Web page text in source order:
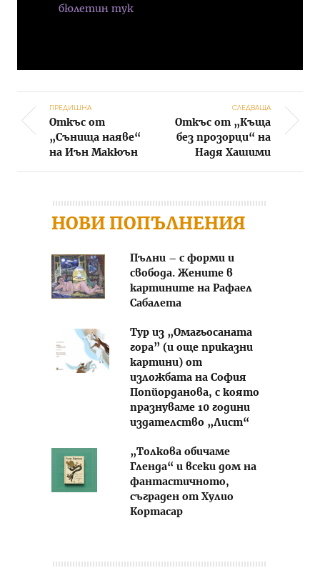
бюлетин тук
Post navigation
ПРЕДИШНА
Откъс от
„Сънища наяве“
на Иън Макюън
СЛЕДВАЩА
Откъс от „Къща
без прозорци“ на
Надя Хашими
НОВИ ПОПЪЛНЕНИЯ
Пълни – с форми и
свобода. Жените в
картините на Рафаел
Сабалета
Тур из „Омагьосаната
гора” (и още приказни
картини) от
изложбата на София
Попйорданова, с която
празнуваме 10 години
издателство „Лист“
„Толкова обичаме
Гленда“ и всеки дом на
фантастичното,
съграден от Хулио
Кортасар